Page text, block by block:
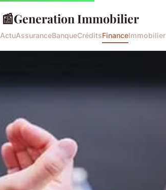
📰Generation Immobilier
ActuAssuranceBanqueCréditsFinanceImmobilier